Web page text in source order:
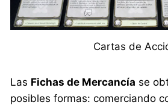
Cartas de
Las Fichas de Mercancía se
posibles formas: comerciando